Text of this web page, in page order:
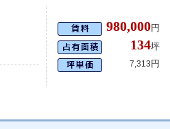
980,000円
134坪
7,313 円